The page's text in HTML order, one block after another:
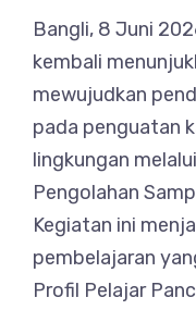
Bangli, 8 Juni
kembali
mewujudkan
pada penguatan
lingkungan
Pengolahan
Kegiatan ini
pembelajaran
Profil Pelajar